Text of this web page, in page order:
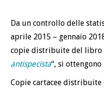
Da un controllo delle
aprile 2015 – gennaio
copie distribuite del libro
antispecista“, si
Copie cartacee distribuite